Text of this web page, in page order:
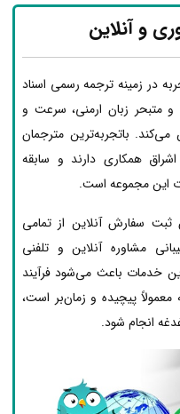
و آنلاین
در زمینه ترجمه رسمی اسناد
متبحر زبان ارمنی، سرعت و
باتجربه‌ترین مترجمان
همکاری دارند و سابقه
این مجموعه است.
ثبت سفارش آنلاین از تمامی
مشاوره آنلاین و تلفنی
این خدمات باعث می‌شود فرآیند
معمولاً پیچیده و زمان‌بر است،
انجام شود.